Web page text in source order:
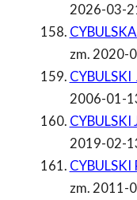
2026-03-
zm. 2020-
CYBULSKI
2006-01-
CYBULSKI
2019-02-
CYBULSKI
zm. 2011-